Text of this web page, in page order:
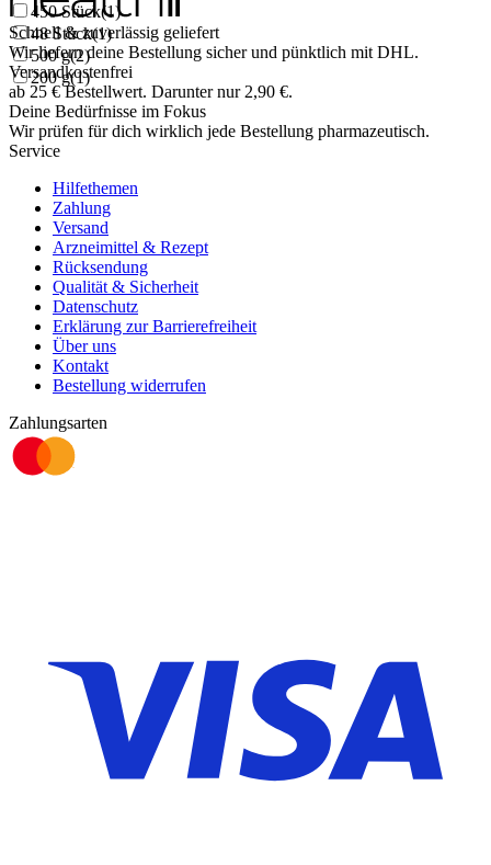
450 Stück(1)
48 Stück(1)
500 g(2)
200 g(1)
Schnell & zuverlässig geliefert
Wir liefern deine Bestellung sicher und pünktlich mit DHL.
Versandkostenfrei
ab 25 €Bestellwert. Darunter nur 2,90 €.
Deine Bedürfnisse im Fokus
Wir prüfen für dich wirklich jede Bestellung pharmazeutisch.
Service
Hilfethemen
Zahlung
Versand
Arzneimittel & Rezept
Rücksendung
Qualität & Sicherheit
Datenschutz
Erklärung zur Barrierefreiheit
Über uns
Kontakt
Bestellung widerrufen
Zahlungsarten